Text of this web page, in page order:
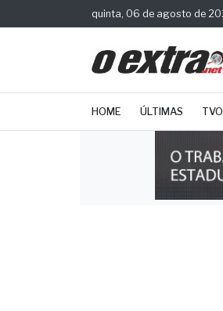
quinta, 06 de agosto de
HOME ÚLTIMAS